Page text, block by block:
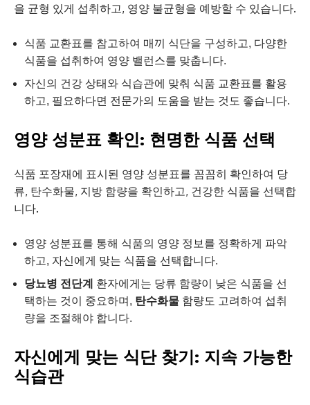
을 균형 있게 섭취하고, 영양 불균형을 예방할 수 있습니다.
식품 교환표를 참고하여 매끼 식단을 구성하고, 다양한
식품을 섭취하여 영양 밸런스를 맞춥니다.
자신의 건강 상태와 식습관에 맞춰 식품 교환표를 활용
하고, 필요하다면 전문가의 도움을 받는 것도 좋습니다.
영양 성분표 확인: 현명한 식품 선택
식품 포장재에 표시된 영양 성분표를 꼼꼼히 확인하여 당
류, 탄수화물, 지방 함량을 확인하고, 건강한 식품을 선택합
니다.
영양 성분표를 통해 식품의 영양 정보를 정확하게 파악
하고, 자신에게 맞는 식품을 선택합니다.
당뇨병 전단계
환자에게는 당류 함량이 낮은 식품을 선
택하는 것이 중요하며, 탄수화물 함량도 고려하여 섭취
량을 조절해야 합니다.
자신에게 맞는 식단 찾기: 지속 가능한
식습관